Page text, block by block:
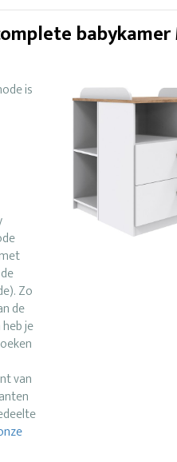
babykamer
is
Zo
de
je
van